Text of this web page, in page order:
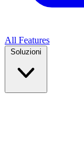
All Features